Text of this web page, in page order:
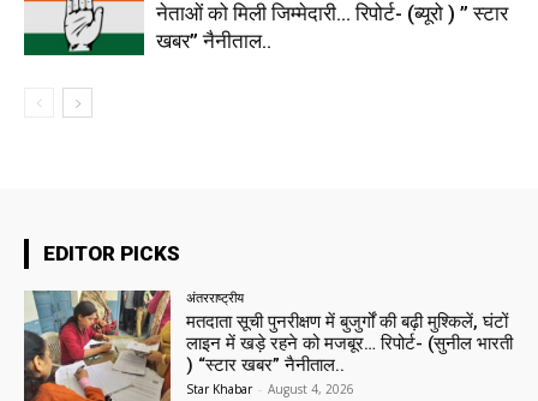
नेताओं को मिली जिम्मेदारी… रिपोर्ट- (ब्यूरो ) ” स्टार
खबर” नैनीताल..
EDITOR PICKS
अंतरराष्ट्रीय
मतदाता सूची पुनरीक्षण में बुजुर्गों की बढ़ी मुश्किलें, घंटों
लाइन में खड़े रहने को मजबूर… रिपोर्ट- (सुनील भारती
) “स्टार खबर” नैनीताल..
Star Khabar - August 4, 2026